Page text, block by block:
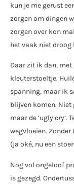
kun je me gerust
zorgen om dingen
zorgen over kon
het vaak niet droog
Daar zit ik dan,
kleuterstoeltje.
spanning, maar ik
blijven komen. Niet
maar de ‘ugly
wegvloeien.
(ja oké, nu een
Nog vol ongeloof
is gezegd.